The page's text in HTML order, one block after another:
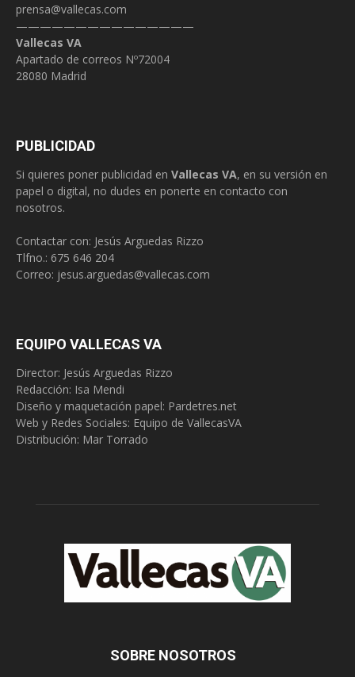
prensa@vallecas.com
———————————————
Vallecas VA
Apartado de correos Nº72004
28080 Madrid
PUBLICIDAD
Si quieres poner publicidad en Vallecas VA, en su versión en
papel o digital, no dudes en ponerte en contacto con
nosotros.
Contactar con: Jesús Arguedas Rizzo
Tlfno.: 675 646 204
Correo: jesus.arguedas@vallecas.com
EQUIPO VALLECAS VA
Director: Jesús Arguedas Rizzo
Redacción: Isa Mendi
Diseño y maquetación papel: Pardetres.net
Web y Redes Sociales: Equipo de VallecasVA
Distribución: Mar Torrado
SOBRE NOSOTROS